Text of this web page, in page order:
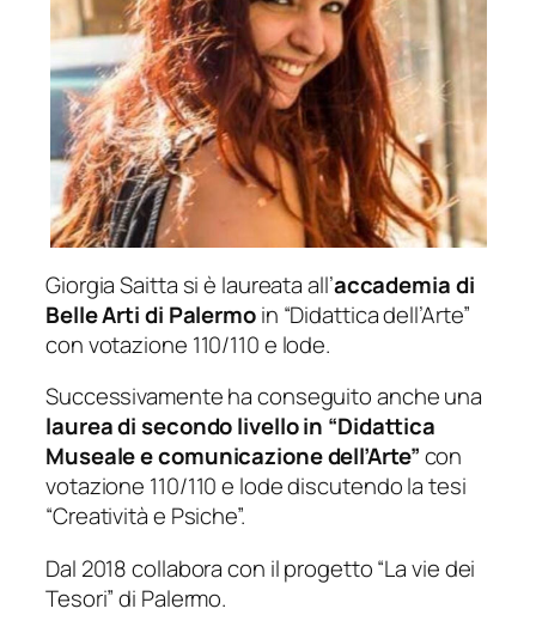
Giorgia Saitta si è laureata all’accademia di
Belle Arti di Palermoin “Didattica dell’Arte”
con votazione 110/110 e lode.
Successivamente ha conseguito anche una
laurea di secondo livello in “Didattica
Museale e comunicazione dell’Arte”con
votazione 110/110 e lode discutendo la tesi
“Creatività e Psiche”.
Dal 2018 collabora con il progetto “La vie dei
Tesori” di Palermo.